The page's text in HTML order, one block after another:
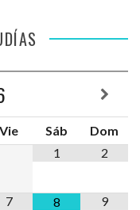
Vie Sáb
Dom
1
2
7 8 9